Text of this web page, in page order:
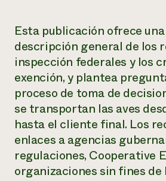
Esta publicación ofrece
descripción general de los
inspección federales y los
exención, y plantea
proceso de toma de
se transportan las aves
hasta el cliente final. Los
enlaces a agencias
regulaciones, Cooperative
organizaciones sin fines de